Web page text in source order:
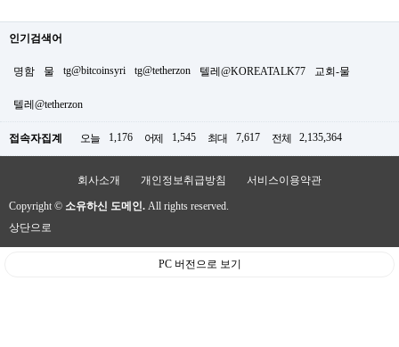
인기검색어
명함 물 tg@bitcoinsyri tg@tetherzon 텔레@KOREATALK77 교회-물
텔레@tetherzon
접속자집계 오늘 1,176 어제 1,545 최대 7,617 전체 2,135,364
회사소개 개인정보취급방침 서비스이용약관
Copyright © 소유하신 도메인. All rights reserved.
상단으로
PC 버전으로 보기